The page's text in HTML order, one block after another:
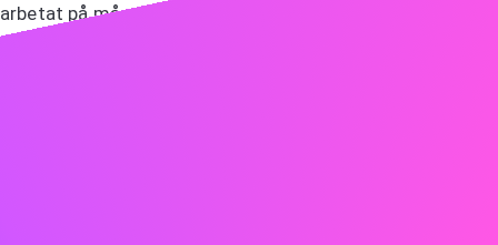
arbetat på många projekt.